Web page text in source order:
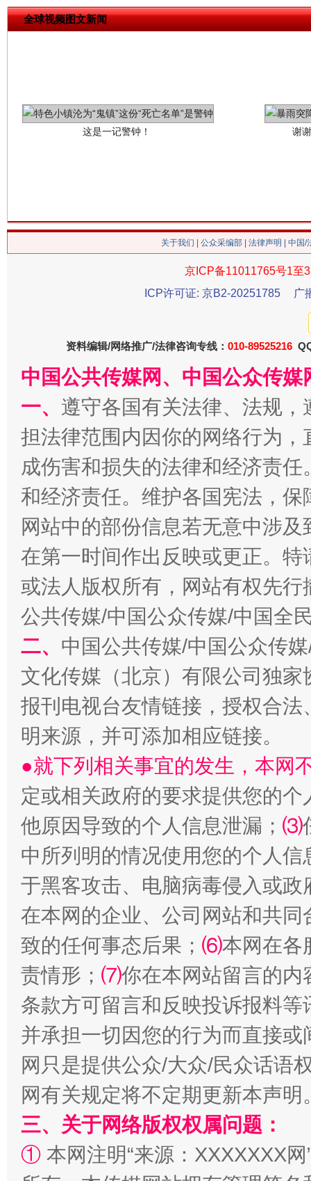
全球视频图文新闻
今
习近平的博鳌关键词
魏明亮
生
揭批美国五大"原罪" "炒
解纷+调解+退费，一次搞定
站台名比不上好声名
关于我们 公众采编部 法律声明 | 中国
京ICP备11011765号1至
ICP许可证: 京B2-20251785
广
资料编辑/网络推广/法律咨询专线： 010-89525216
中国公共传媒网、中国公众传
一、 遵守各国有关法律、法规
担法律范围内因你的网络行为
成伤害和损失的法律和经济责
和经济责任。维护各国宪法，
网站中的部份信息若无意中涉
在第一时间作出反映或更正。
或法人版权所有，网站有权先
公共传媒/中国公众传媒/中国全
二、 中国公共传媒/中国公众传
文化传媒（北京）有限公司独
报刊电视台友情链接，授权合
明来源，并可添加相应链接。
●就下列相关事宜的发生，本网
定或相关政府的要求提供您的个
他原因导致的个人信息泄漏； ⑶
中所列明的情况使用您的个人
于黑客攻击、电脑病毒侵入或
在本网的企业、公司网站和共
致的任何事态后果； ⑹本网在各
责情形； ⑺你在本网站留言的内
条款方可留言和反映投诉报料
并承担一切因您的行为而直接
网只是提供公众/大众/民众话语
网有关规定将不定期更新本声明
三、关于网络版权权属问题：
① 本网注明“来源：XXXXXXX